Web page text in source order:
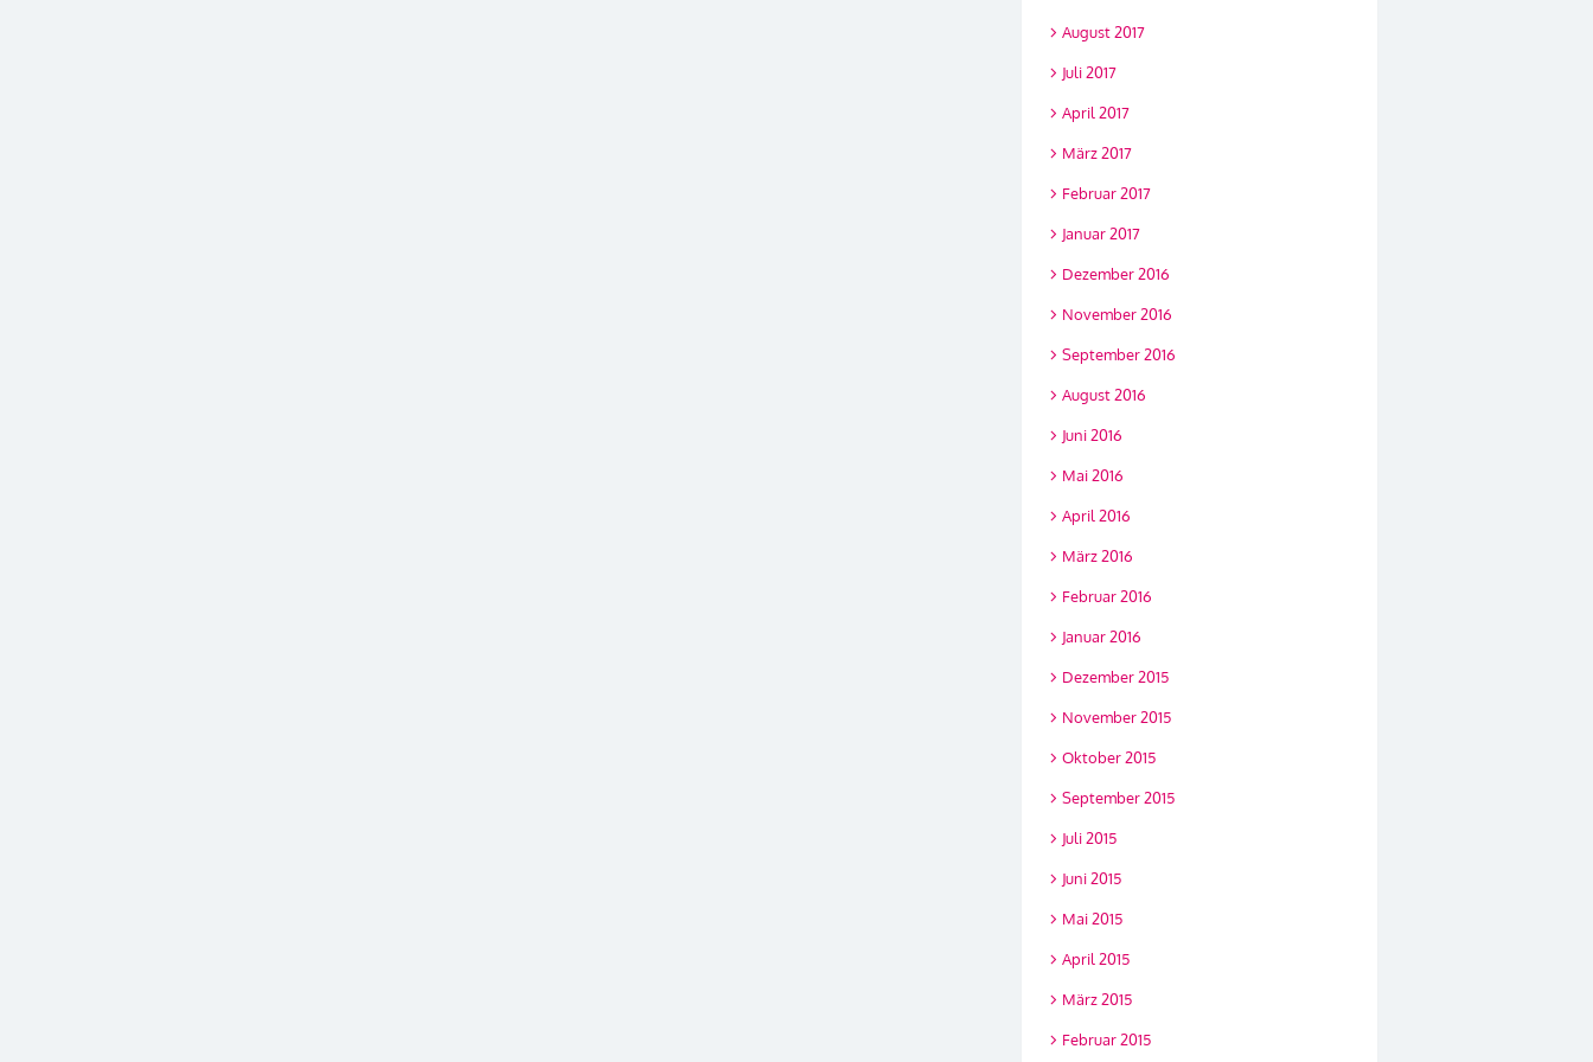
August 2017
Juli 2017
April 2017
März 2017
Februar 2017
Januar 2017
Dezember 2016
November 2016
September 2016
August 2016
Juni 2016
Mai 2016
April 2016
März 2016
Februar 2016
Januar 2016
Dezember 2015
November 2015
Oktober 2015
September 2015
Juli 2015
Juni 2015
Mai 2015
April 2015
März 2015
Februar 2015